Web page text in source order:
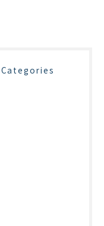
Categories